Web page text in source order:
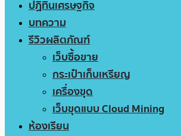
ปฏิทินเศรษฐกิจ
บทความ
รีวิวผลิตภัณฑ์
เว็บซื้อขาย
กระเป๋าเก็บเหรียญ
เครื่องขุด
เว็บขุดแบบ Cloud Mining
ห้องเรียน